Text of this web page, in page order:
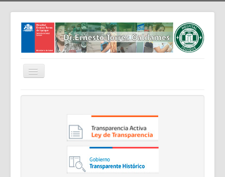
Cambiar
navegación
Home
Trabaja Con Nosotros